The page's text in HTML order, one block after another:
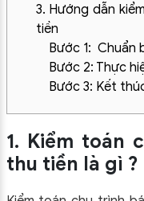
3. Hướng dẫn
tiền
Bước 1: Chuẩn
Bước 2: Thực
Bước 3: Kết
1. Kiểm toán
thu tiền là gì ?